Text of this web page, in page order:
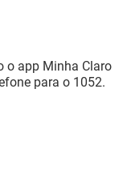
o app Minha Claro
para o 1052.